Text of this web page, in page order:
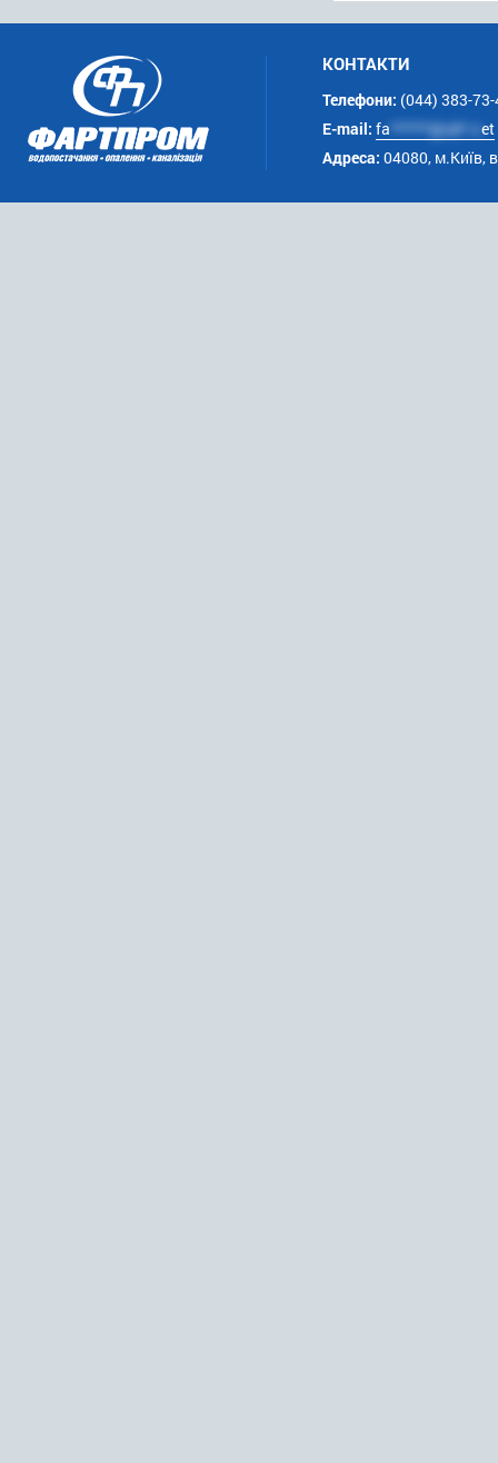
КОНТАКТИ
Телефони: (044) 383-
E-mail: fa ******@uk*.net
Адреса: 04080, м.Київ,